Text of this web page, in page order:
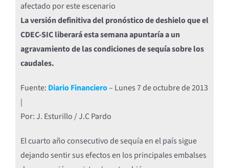
afectado por este escenario
La versión definitiva del pronóstico de deshielo que el
CDEC-SIC liberará esta semana apuntaría a un
agravamiento de las condiciones de sequía sobre los
caudales.
Fuente: Diario Financiero– Lunes 7 de octubre de 2013
|
Por: J. Esturillo / J.C Pardo
El cuarto año consecutivo de sequía en el país sigue
dejando sentir sus efectos en los principales embalses